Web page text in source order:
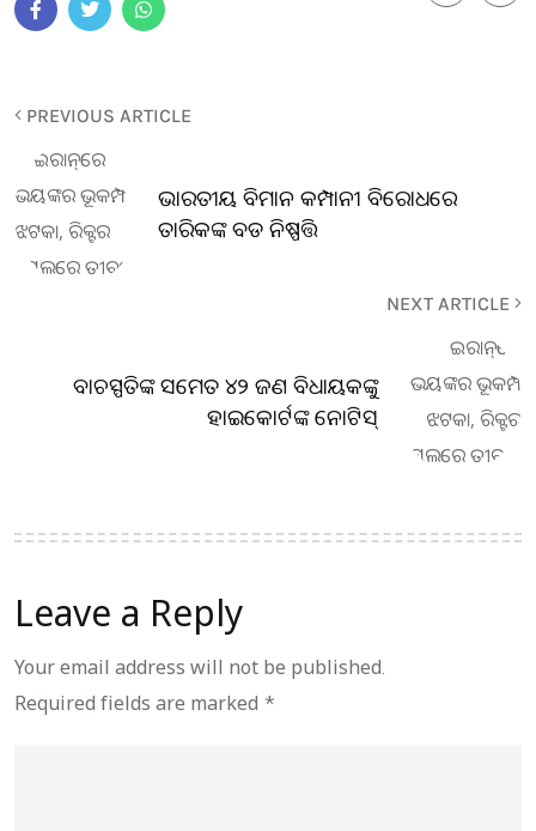
PREVIOUS ARTICLE
ଭାରତୀୟ ବିମାନ କମ୍ପାନୀ ବିରୋଧରେ
ତାରିକଙ୍କ ବଡ ନିଷ୍ପତ୍ତି
NEXT ARTICLE
ବାଚସ୍ପତିଙ୍କ ସମେତ ୪୨ ଜଣ ବିଧାୟକଙ୍କୁ
ହାଇକୋର୍ଟଙ୍କ ନୋଟିସ୍
Leave a Reply
Your email address will not be published.
Required fields are marked *